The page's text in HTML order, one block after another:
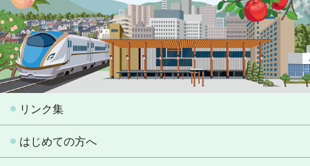
リンク集
はじめての方へ